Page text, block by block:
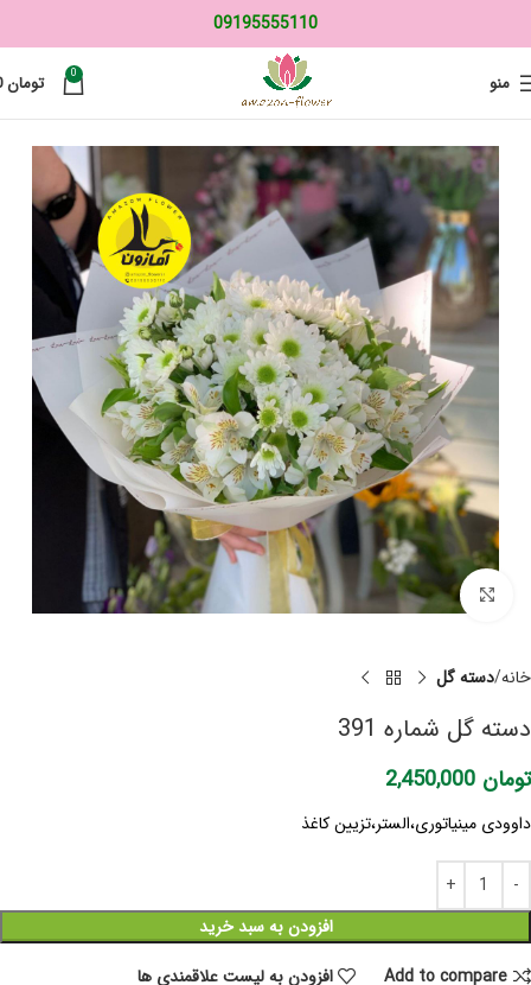
09195555110
منو 0 تومان0
برای بزرگنمایی کلیک کنید
خانه دسته گل
دسته گل شماره 391
تومان
داوودی مینیاتوری،الستر،تزیین کاغذ
افزودن به سبد خرید
Add to compare
افزودن به لیست علاقمندی ها